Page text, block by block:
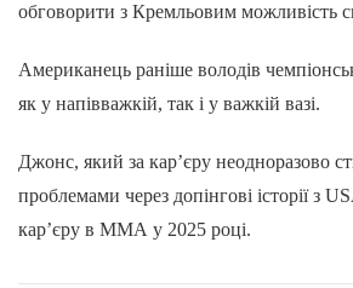
обговорити з Кремльовим можливість
Американець раніше володів
як у напівважкій, так і у важкій вазі.
Джонс, який за кар’єру неодноразово
проблемами через допінгові історії з
кар’єру в ММА у 2025 році.